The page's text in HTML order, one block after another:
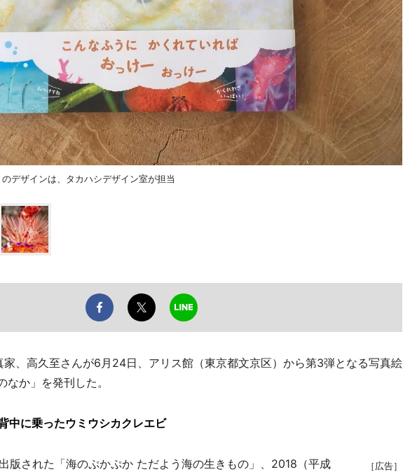
デザインは、タカハシデザイン室が担当
、高久至さんが6月24日、アリス館（東京都文京区）から第3弾となる写真絵
か」を発刊した。
中に乗ったウミウシカクレエビ
［広告］
版された「海のぷかぷか ただよう海の生きもの」、2018（平成